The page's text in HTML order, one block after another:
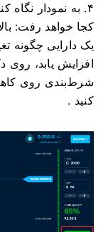
۴. به نمودار نگاه
کجا خواهد رفت:
یک دارایی چگونه
افزایش یابد، روی
شرط‌بندی روی
کنید .